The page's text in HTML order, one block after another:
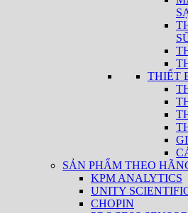
THIẾT
SẢN PHẨM THEO
KPM ANALYTICS
UNITY
CHOPIN